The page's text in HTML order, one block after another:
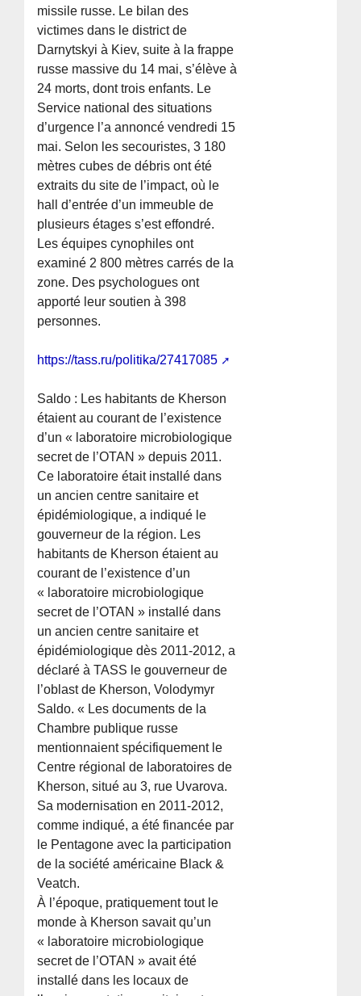
missile russe. Le bilan des
victimes dans le district de
Darnytskyi à Kiev, suite à la frappe
russe massive du 14 mai, s’élève à
24 morts, dont trois enfants. Le
Service national des situations
d’urgence l’a annoncé vendredi 15
mai. Selon les secouristes, 3 180
mètres cubes de débris ont été
extraits du site de l’impact, où le
hall d’entrée d’un immeuble de
plusieurs étages s’est effondré.
Les équipes cynophiles ont
examiné 2 800 mètres carrés de la
zone. Des psychologues ont
apporté leur soutien à 398
personnes.
https://tass.ru/politika/27417085
Saldo : Les habitants de Kherson
étaient au courant de l’existence
d’un « laboratoire microbiologique
secret de l’OTAN » depuis 2011.
Ce laboratoire était installé dans
un ancien centre sanitaire et
épidémiologique, a indiqué le
gouverneur de la région. Les
habitants de Kherson étaient au
courant de l’existence d’un
« laboratoire microbiologique
secret de l’OTAN » installé dans
un ancien centre sanitaire et
épidémiologique dès 2011-2012, a
déclaré à TASS le gouverneur de
l’oblast de Kherson, Volodymyr
Saldo. « Les documents de la
Chambre publique russe
mentionnaient spécifiquement le
Centre régional de laboratoires de
Kherson, situé au 3, rue Uvarova.
Sa modernisation en 2011-2012,
comme indiqué, a été financée par
le Pentagone avec la participation
de la société américaine Black &
Veatch.
À l’époque, pratiquement tout le
monde à Kherson savait qu’un
« laboratoire microbiologique
secret de l’OTAN » avait été
installé dans les locaux de